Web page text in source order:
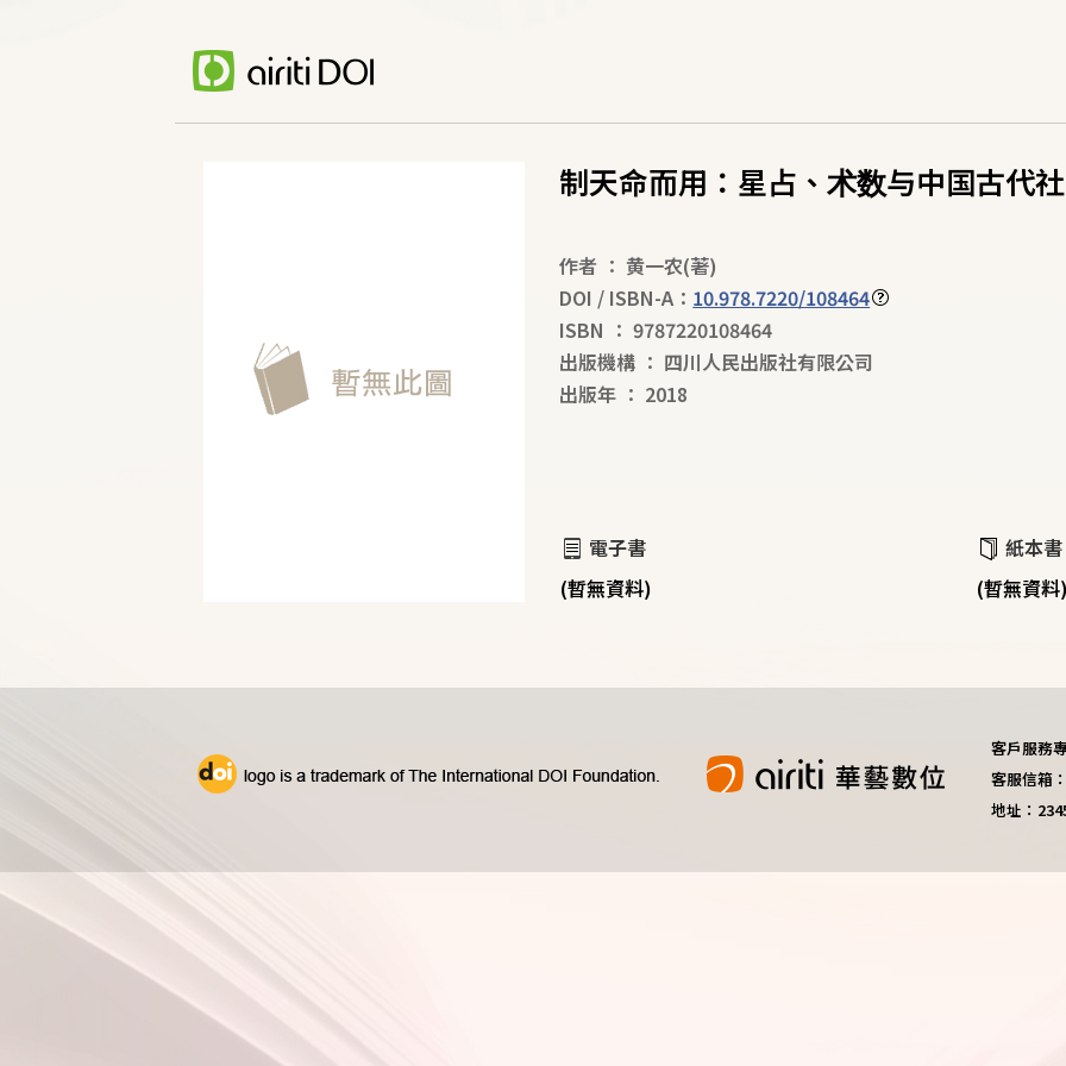
制天命而用：星占、术数与中国古代
作者 ： 黄一农(著)
DOI / ISBN-A： 10.978.7220/108464
ISBN ： 9787220108464
出版機構 ： 四川人民出版社有限公司
出版年 ： 2018
電子書
(暫無資料)
紙本書
(暫無資
客戶服務
客服信箱
地址：